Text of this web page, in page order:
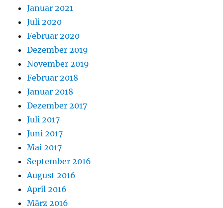
Januar 2021
Juli 2020
Februar 2020
Dezember 2019
November 2019
Februar 2018
Januar 2018
Dezember 2017
Juli 2017
Juni 2017
Mai 2017
September 2016
August 2016
April 2016
März 2016